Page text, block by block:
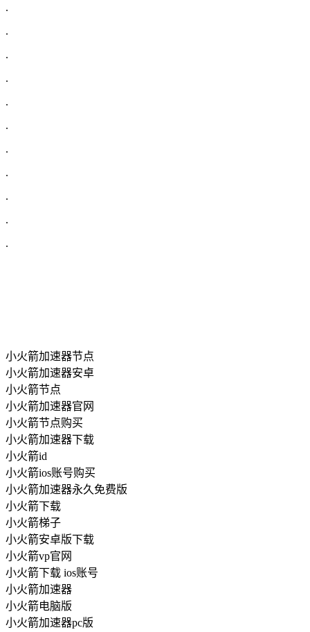
.
.
.
.
.
.
.
.
.
.
.
小火箭加速器节点
小火箭加速器安卓
小火箭节点
小火箭加速器官网
小火箭节点购买
小火箭加速器下载
小火箭id
小火箭ios账号购买
小火箭加速器永久免费版
小火箭下载
小火箭梯子
小火箭安卓版下载
小火箭vp官网
小火箭下载 ios账号
小火箭加速器
小火箭电脑版
小火箭加速器pc版